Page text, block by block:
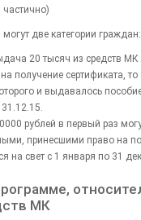
две категории граждан:
20 тысяч из средств
получение сертификата, то
и выдавалось
рублей в первый раз
принесшими право на
на свет с 1 января по 31
МК